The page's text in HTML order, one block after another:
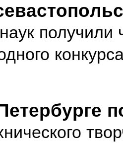
получили